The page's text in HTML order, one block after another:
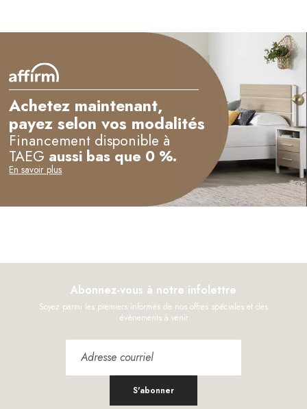
Achetez maintenant,
payez selon vos modalités
Financement disponible à
TAEG aussi bas que 0 %.
En savoir plus
Abonnez-vous à notre infolettre
Soyez parmi les premiers informés de nos offres spéciales et des
évènements à venir
S'abonner